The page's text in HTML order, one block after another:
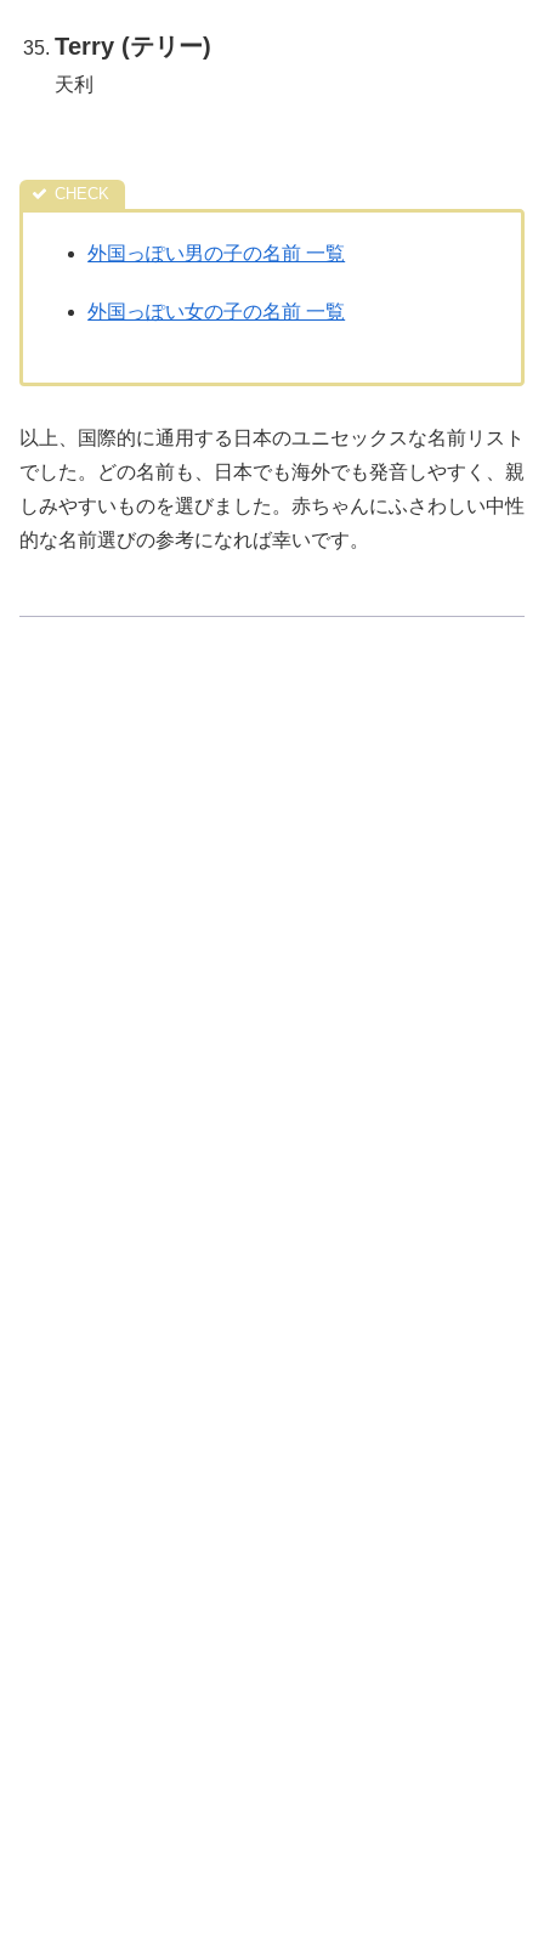
Terry (テリー)
天利
外国っぽい男の子の名前 一覧
外国っぽい女の子の名前 一覧
以上、国際的に通用する日本のユニセックスな名前リスト
でした。どの名前も、日本でも海外でも発音しやすく、親
しみやすいものを選びました。赤ちゃんにふさわしい中性
的な名前選びの参考になれば幸いです。